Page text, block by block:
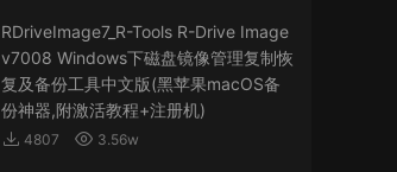
RDriveImage7_R-Tools R-Drive Image
v7008 Windows下磁盘镜像管理复制恢
复及备份工具中文版(黑苹果macOS备
份神器,附激活教程+注册机)
4807 3.56w